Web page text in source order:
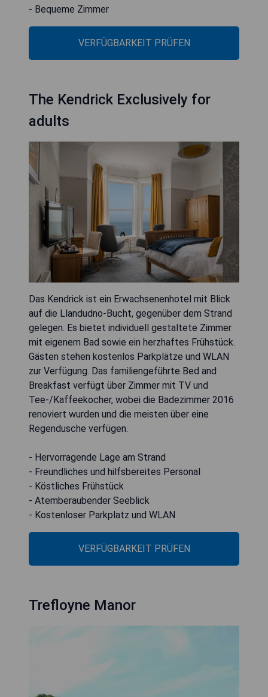
- Bequeme Zimmer
VERFÜGBARKEIT PRÜFEN
The Kendrick Exclusively for
adults
Das Kendrick ist ein Erwachsenenhotel mit Blick
auf die Llandudno-Bucht, gegenüber dem Strand
gelegen. Es bietet individuell gestaltete Zimmer
mit eigenem Bad sowie ein herzhaftes Frühstück.
Gästen stehen kostenlos Parkplätze und WLAN
zur Verfügung. Das familiengeführte Bed and
Breakfast verfügt über Zimmer mit TV und
Tee-/Kaffeekocher, wobei die Badezimmer 2016
renoviert wurden und die meisten über eine
Regendusche verfügen.
- Hervorragende Lage am Strand
- Freundliches und hilfsbereites Personal
- Köstliches Frühstück
- Atemberaubender Seeblick
- Kostenloser Parkplatz und WLAN
VERFÜGBARKEIT PRÜFEN
Trefloyne Manor